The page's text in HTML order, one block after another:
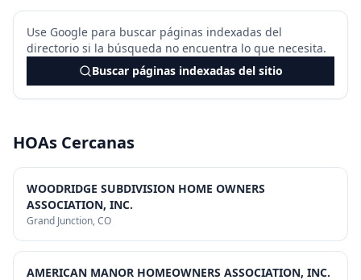
Use Google para buscar páginas indexadas del
directorio si la búsqueda no encuentra lo que necesita.
Buscar páginas indexadas del sitio
HOAs Cercanas
WOODRIDGE SUBDIVISION HOME OWNERS
ASSOCIATION, INC.
Grand Junction, CO
AMERICAN MANOR HOMEOWNERS ASSOCIATION, INC.